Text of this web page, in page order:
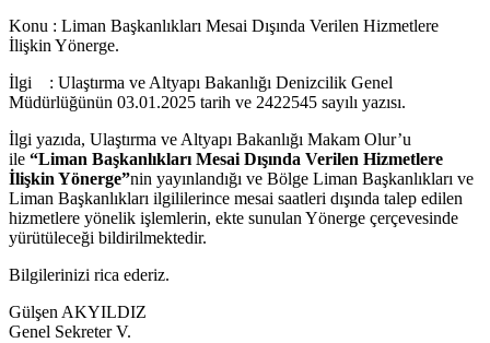
Konu : Liman Başkanlıkları Mesai Dışında Verilen Hizmetlere
İlişkin Yönerge.
İlgi : Ulaştırma ve Altyapı Bakanlığı Denizcilik Genel
Müdürlüğünün 03.01.2025 tarih ve 2422545 sayılı yazısı.
İlgi yazıda, Ulaştırma ve Altyapı Bakanlığı Makam Olur’u
ile “Liman Başkanlıkları Mesai Dışında Verilen Hizmetlere
İlişkin Yönerge”nin yayınlandığı ve Bölge Liman Başkanlıkları ve
Liman Başkanlıkları ilgililerince mesai saatleri dışında talep edilen
hizmetlere yönelik işlemlerin, ekte sunulan Yönerge çerçevesinde
yürütüleceği bildirilmektedir.
Bilgilerinizi rica ederiz.
Gülşen AKYILDIZ
Genel Sekreter V.